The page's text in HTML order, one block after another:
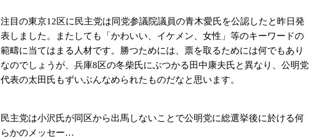
注目の東京12区に民主党は同党参議院議員の青木愛氏を公認したと昨日発
表しました。またしても「かわいい、イケメン、女性」等のキーワードの
範疇に当てはまる人材です。勝つためには、票を取るためには何でもあり
なのでしょうが、兵庫8区の冬柴氏にぶつかる田中康夫氏と異なり、公明党
代表の太田氏もずいぶんなめられたものだなと思います。
民主党は小沢氏が同区から出馬しないことで公明党に総選挙後に於ける何
らかのメッセー…